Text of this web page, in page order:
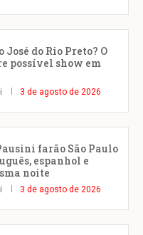
do Rio Preto? O
possível show em
3 de agosto de 2026
farão São Paulo
espanhol e
noite
3 de agosto de 2026